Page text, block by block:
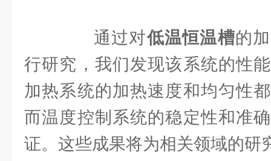
通过对低温恒温槽的
行研究，我们发现该系统的性
加热系统的加热速度和均匀性
而温度控制系统的稳定性和准
证。这些成果将为相关领域的研